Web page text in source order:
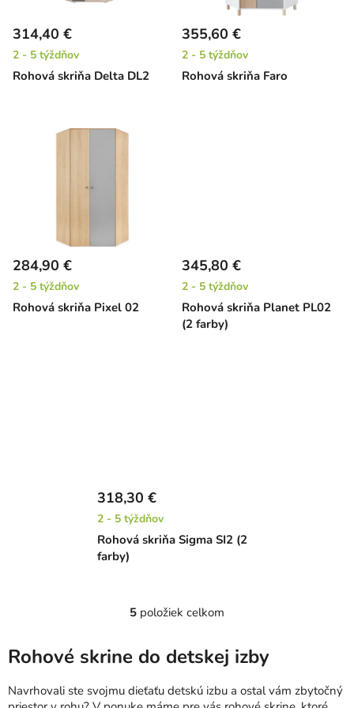
r
o
d
u
Rohová skriňa Delta DL2
314,40 €
2 - 5 týždňov
Rohová skriňa Faro
355,60 €
2 - 5 týždňov
Rohová skriňa Pixel 02
284,90 €
2 - 5 týždňov
Rohová skriňa Planet PL02
(2 farby)
345,80 €
2 - 5 týždňov
Rohová skriňa Sigma SI2 (2
farby)
318,30 €
2 - 5 týždňov
O
l
d
5 položiek celkom
Rohové skrine do detskej izby
Navrhovali ste svojmu dieťaťu detskú izbu a ostal vám zbytočný